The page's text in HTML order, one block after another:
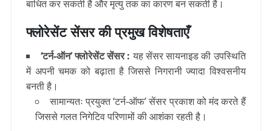
बाधित कर सकती है और मृत्यु तक का कारण बन सकती है।
फ्लोरेसेंट सेंसर की प्रमुख विशेषताएँ
‘टर्न-ऑन’ फ्लोरेसेंट सेंसर : यह सेंसर सायनाइड की उपस्थिति
में अपनी चमक को बढ़ाता है जिससे निगरानी ज्यादा विश्वसनीय
बनती है।
सामान्यतः प्रयुक्त ‘टर्न-ऑफ’ सेंसर प्रकाश को मंद करते हैं
जिससे गलत निगेटिव परिणामों की आशंका रहती है।